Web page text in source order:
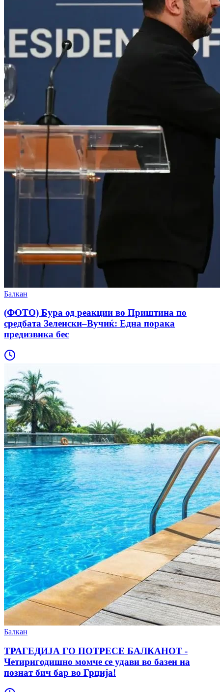
Балкан
(ФОТО) Бура од реакции во Приштина по
средбата Зеленски–Вучиќ: Една порака
предизвика бес
Балкан
ТРАГЕДИЈА ГО ПОТРЕСЕ БАЛКАНОТ -
Четиригодишно момче се удави во базен на
познат бич бар во Грција!